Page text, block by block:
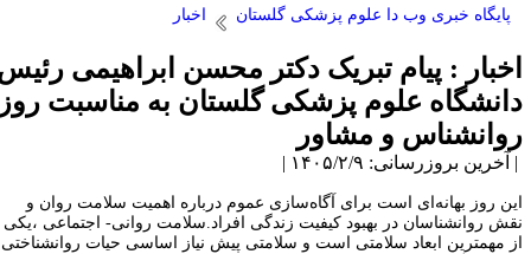
پایگاه خبری وب دا علوم پزشکی گلستان اخبار
: پیام تبریک دکتر محسن ابراهیمی رئیس
علوم پزشکی گلستان به مناسبت روز
و مشاور
بروزرسانی: ۱۴۰۵/۲/۹ |
روز بهانه‌ای است برای آگاه‌سازی عموم درباره اهمیت سلامت روان و
روانشناسان در بهبود کیفیت زندگی افراد.سلامت روانی- اجتماعی ،یکی
مهمترین ابعاد سلامتی است و سلامتی پیش نیاز اساسی حیات روانشناختی